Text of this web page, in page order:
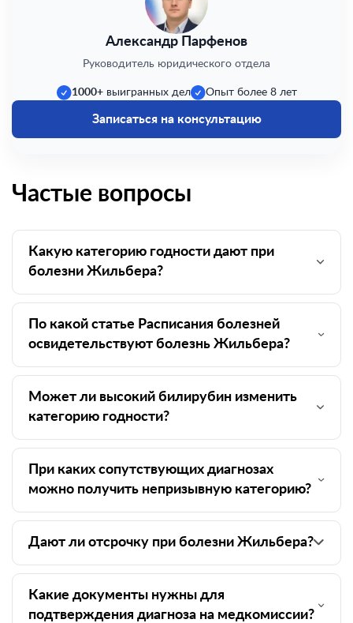
Александр Парфенов
Руководитель юридического отдела
1000+выигранных дел Опыт более 8 лет
Записаться на консультацию
Частые вопросы
Какую категорию годности дают при
болезни Жильбера?
По какой статье Расписания болезней
освидетельствуют болезнь Жильбера?
Может ли высокий билирубин изменить
категорию годности?
При каких сопутствующих диагнозах
можно получить непризывную категорию?
Дают ли отсрочку при болезни Жильбера?
Какие документы нужны для
подтверждения диагноза на медкомиссии?